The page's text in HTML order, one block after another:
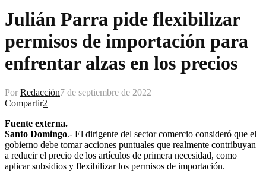
Julián Parra pide flexibilizar
permisos de importación para
enfrentar alzas en los precios
Por Redacción7 de septiembre de 2022
Compartir2
Fuente externa.
Santo Domingo.- El dirigente del sector comercio consideró que el
gobierno debe tomar acciones puntuales que realmente contribuyan
a reducir el precio de los artículos de primera necesidad, como
aplicar subsidios y flexibilizar los permisos de importación.